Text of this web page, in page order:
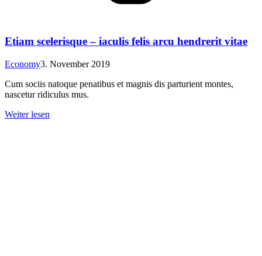
Etiam scelerisque – iaculis felis arcu hendrerit vitae
Economy3. November 2019
Cum sociis natoque penatibus et magnis dis parturient montes,
nascetur ridiculus mus.
Weiter lesen